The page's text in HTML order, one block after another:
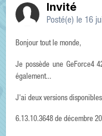
Invité
Posté(e) le 16
Bonjour tout le monde,
Je possède une GeForce4
également...
J'ai deux versions
6.13.10.3648 de décembre